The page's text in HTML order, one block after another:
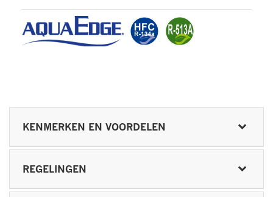
KENMERKEN EN VOORDELEN
REGELINGEN